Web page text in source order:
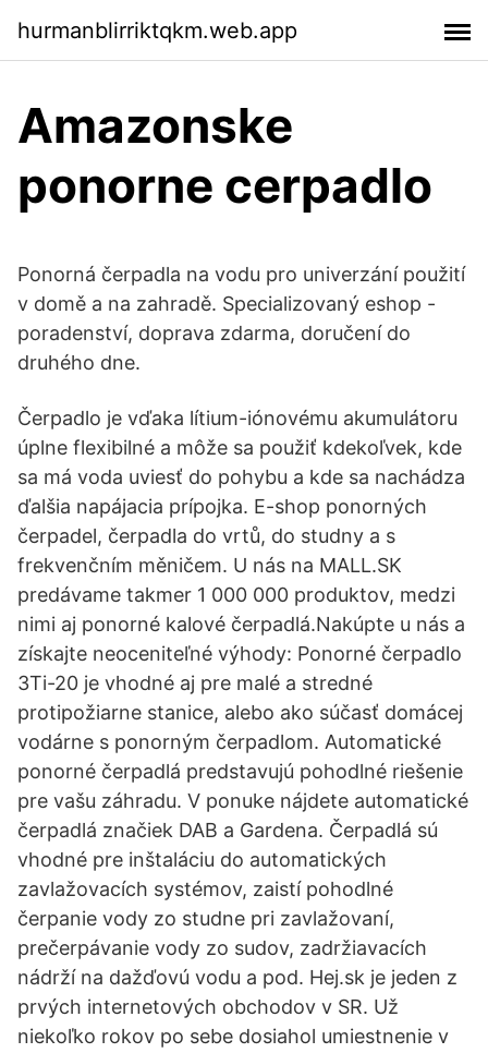
hurmanblirriktqkm.web.app
Amazonske
ponorne cerpadlo
Ponorná čerpadla na vodu pro univerzání použití
v domě a na zahradě. Specializovaný eshop -
poradenství, doprava zdarma, doručení do
druhého dne.
Čerpadlo je vďaka lítium-iónovému akumulátoru
úplne flexibilné a môže sa použiť kdekoľvek, kde
sa má voda uviesť do pohybu a kde sa nachádza
ďalšia napájacia prípojka. E-shop ponorných
čerpadel, čerpadla do vrtů, do studny a s
frekvenčním měničem. U nás na MALL.SK
predávame takmer 1 000 000 produktov, medzi
nimi aj ponorné kalové čerpadlá.Nakúpte u nás a
získajte neoceniteľné výhody: Ponorné čerpadlo
3Ti-20 je vhodné aj pre malé a stredné
protipožiarne stanice, alebo ako súčasť domácej
vodárne s ponorným čerpadlom. Automatické
ponorné čerpadlá predstavujú pohodlné riešenie
pre vašu záhradu. V ponuke nájdete automatické
čerpadlá značiek DAB a Gardena. Čerpadlá sú
vhodné pre inštaláciu do automatických
zavlažovacích systémov, zaistí pohodlné
čerpanie vody zo studne pri zavlažovaní,
prečerpávanie vody zo sudov, zadržiavacích
nádrží na dažďovú vodu a pod. Hej.sk je jeden z
prvých internetových obchodov v SR. Už
niekoľko rokov po sebe dosiahol umiestnenie v